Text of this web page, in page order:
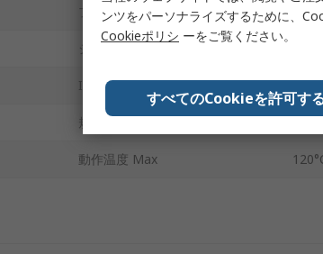
プロダクトタイプ
シリーズ
IP保護等級
規格 / 承認
動作温度 Max
ンツをパーソナライズするために、
Cookieポリシ ーをご覧ください。
すべてのCookieを許可す